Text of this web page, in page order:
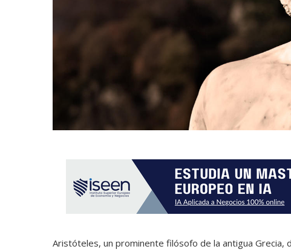
Aristóteles, un prominente filósofo de la antigua Grecia,